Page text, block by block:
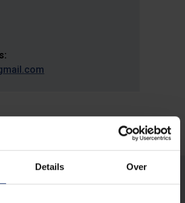
Details Over
an error on this page?